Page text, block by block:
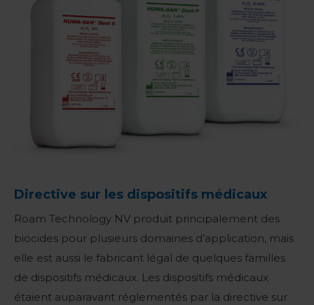
Directive sur les dispositifs médicaux
Roam Technology NV produit principalement des
biocides pour plusieurs domaines d’application, mais
elle est aussi le fabricant légal de quelques familles
de dispositifs médicaux. Les dispositifs médicaux
étaient auparavant réglementés par la directive sur